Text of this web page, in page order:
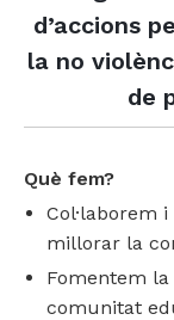
Coordinació
Grups familiars
Pràctiques
Formació i
Teatre social
Mediació i
Empresa i
Conflictes
Formació
Projecte intra-
Diàlegs i
Mediació i MASC
Mediació i
Conflictes
d’accions
la no
de
Què fem?
Col·laborem
millorar la
Fomentem
comunitat